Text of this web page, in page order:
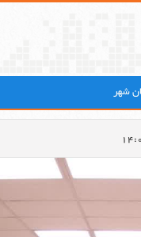
شهر